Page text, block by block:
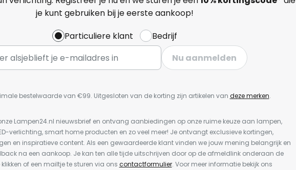
je kunt gebruiken bij je eerste aankoop!
Particuliere klant
Bedrijf
Nu aanmelden
bestelwaarde van €99. Uitgesloten van de korting zijn artikelen van deze merken.
Lampen24.nl nieuwsbrief en ontvang aanbiedingen op onze ruime keuze aan lampen,
verlichting, smart home producten en zo veel meer! Je ontvangt exclusieve kortingen,
en inspiratieve content. Als een gewaardeerde klant vinden we jouw mening belangrijk en
na een aankoop. Je kan ten alle tijde uitschrijven door op de afmeldlink onderaan de
of een mailtje te sturen via ons contactformulier. Voor meer informatie bekijk ons